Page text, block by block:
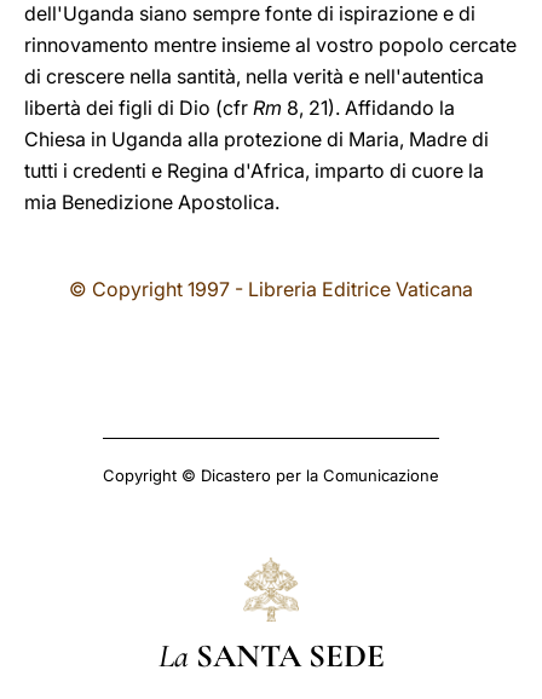
dell'Uganda siano sempre fonte di ispirazione e di
rinnovamento mentre insieme al vostro popolo cercate
di crescere nella santità, nella verità e nell'autentica
libertà dei figli di Dio (cfr Rm 8, 21). Affidando la
Chiesa in Uganda alla protezione di Maria, Madre di
tutti i credenti e Regina d'Africa, imparto di cuore la
mia Benedizione Apostolica.
© Copyright 1997 - Libreria Editrice Vaticana
Copyright © Dicastero per la Comunicazione
La SANTA SEDE